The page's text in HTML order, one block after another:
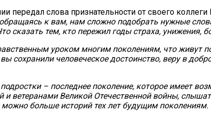
слова признательности от своего коллеги
обращаясь к вам, нам сложно подобрать нужные
сказать тем, кто пережил годы страха, унижения,
уроком многим поколениям, что живут
сохранили человеческое достоинство, веру в
– последнее поколение, которое имеет
и ветеранами Великой Отечественной войны,
больше историй тех лет будущим поколениям.